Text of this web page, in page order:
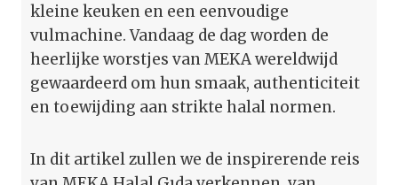
kleine keuken en een eenvoudige
vulmachine. Vandaag de dag worden de
heerlijke worstjes van MEKA wereldwijd
gewaardeerd om hun smaak, authenticiteit
en toewijding aan strikte halal normen.
In dit artikel zullen we de inspirerende reis